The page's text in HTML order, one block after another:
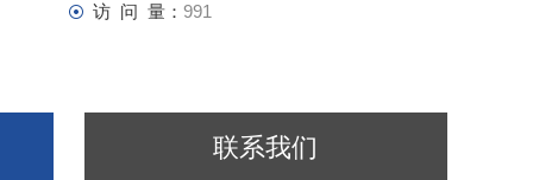
访 问 量： 991
联系我们